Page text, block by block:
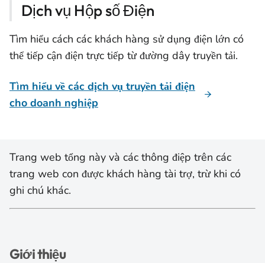
Dịch vụ Hộp số Điện
Tìm hiểu cách các khách hàng sử dụng điện lớn có
thể tiếp cận điện trực tiếp từ đường dây truyền tải.
Tìm hiểu về các dịch vụ truyền tải điện
cho doanh nghiệp
Trang web tổng này và các thông điệp trên các
trang web con được khách hàng tài trợ, trừ khi có
ghi chú khác.
Giới thiệu